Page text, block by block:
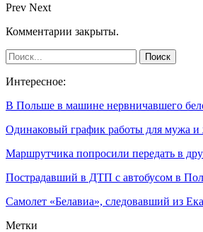
Prev Next
Комментарии закрыты.
Интересное:
В Польше в машине нервничавшего
Одинаковый график работы для мужа
Маршрутчика попросили передать в
Пострадавший в ДТП с автобусом в
Самолет «Белавиа», следовавший из
Метки